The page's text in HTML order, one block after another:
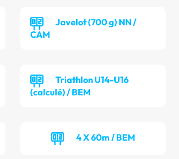
Javelot (700 g) NN /
CAM
Triathlon U14-U16
(calculé) / BEM
4 X 60m / BEM